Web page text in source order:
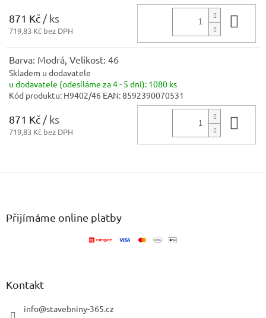
871 Kč / ks
719,83 Kč bez DPH
Barva: Modrá, Velikost: 46
Skladem u dodavatele
u dodavatele (odesíláme za 4 - 5 dní): 1080 ks
Kód produktu: H9402/46 EAN:8592390070531
871 Kč / ks
719,83 Kč bez DPH
Z
Přijímáme online platby
Kontakt
info@stavebniny-365.cz